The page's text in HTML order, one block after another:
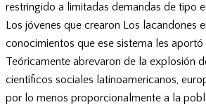
restringido a limitadas demandas de tipo
Los jóvenes que crearon Los
conocimientos que ese sistema les
Teóricamente abrevaron de la explosión
científicos sociales latinoamericanos,
por lo menos proporcionalmente a la